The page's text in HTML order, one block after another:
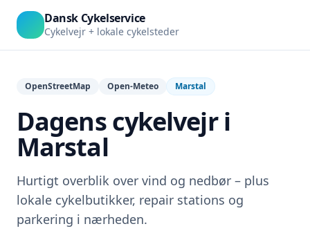
Dansk Cykelservice
Cykelvejr + lokale cykelsteder
OpenStreetMap Open-Meteo Marstal
Dagens cykelvejr i
Marstal
Hurtigt overblik over vind og nedbør – plus
lokale cykelbutikker, repair stations og
parkering i nærheden.